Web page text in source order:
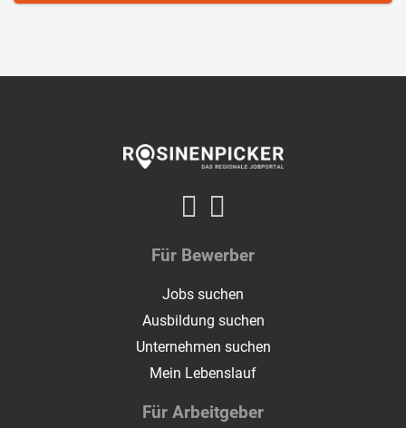
Für Bewerber
Jobs suchen
Ausbildung suchen
Unternehmen suchen
Mein Lebenslauf
Für Arbeitgeber